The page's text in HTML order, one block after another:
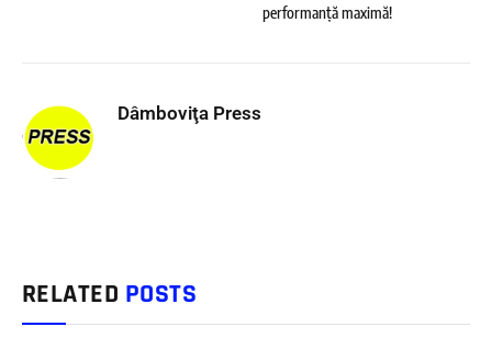
performanță maximă!
Dâmboviţa Press
RELATED POSTS